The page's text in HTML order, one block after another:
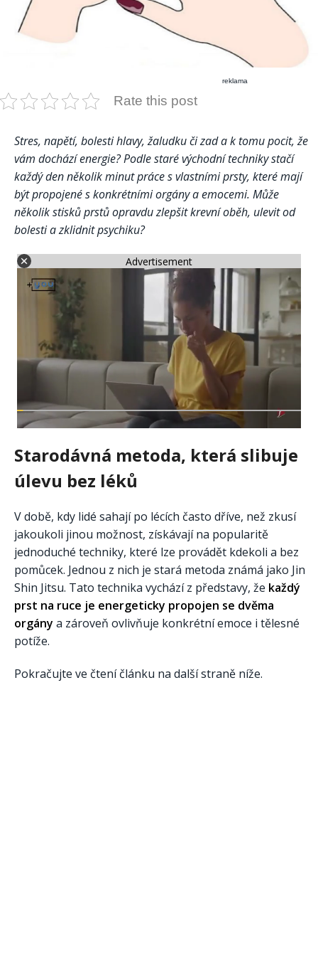
reklama
Rate this post
Stres, napětí, bolesti hlavy, žaludku či zad a k tomu pocit, že
vám dochází energie? Podle staré východní techniky stačí
každý den několik minut práce s vlastními prsty, které mají
být propojené s konkrétními orgány a emocemi. Může
několik stisků prstů opravdu zlepšit krevní oběh, ulevit od
bolesti a zklidnit psychiku?
Advertisement
Starodávná metoda, která slibuje
úlevu bez léků
V době, kdy lidé sahají po lécích často dříve, než zkusí
jakoukoli jinou možnost, získávají na popularitě
jednoduché techniky, které lze provádět kdekoli a bez
pomůcek. Jednou z nich je stará metoda známá jako Jin
Shin Jitsu. Tato technika vychází z představy, že každý
prst na ruce je energeticky propojen se dvěma
orgány a zároveň ovlivňuje konkrétní emoce i tělesné
potíže.
Pokračujte ve čtení článku na další straně níže.